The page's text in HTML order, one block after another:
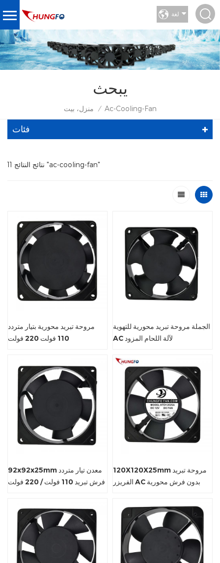
لغة
يبحث
منزل، بيت / Ac-Cooling-Fan
فئات
11 نتائج النتائج "ac-cooling-fan"
مروحة تبريد محورية بتيار متردد
110 فولت 220 فولت
الجملة مروحة تبريد محورية للتهوية
AC لآلة اللحام المزود
92x92x25mm معدن تيار متردد
فرش تبريد 110 فولت / 220 فولت
120X120X25mm مروحة تبريد
الفريزر AC بدون فرش محورية